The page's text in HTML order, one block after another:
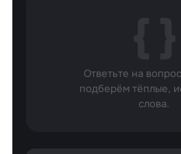
Ответьте на
подберём тёплые,
слова.